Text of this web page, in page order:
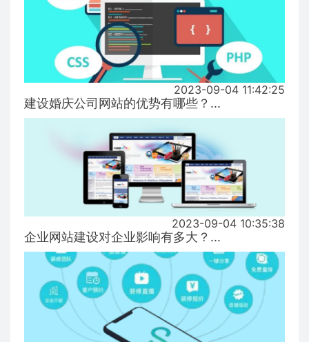
2023-09-04 11:42:25
建设婚庆公司网站的优势有哪些？...
2023-09-04 10:35:38
企业网站建设对企业影响有多大？...